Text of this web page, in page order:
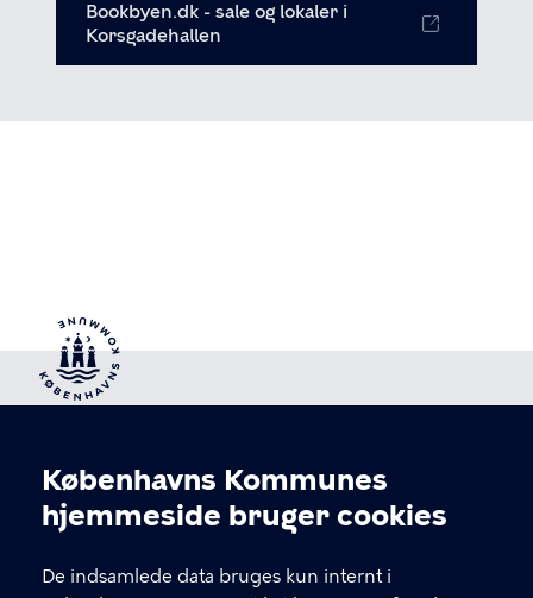
Cookieindstillinger
Københavns Kommunes
hjemmeside bruger cookies
De indsamlede data bruges kun internt i
Bookbyen.dk - sale og lokaler i
Korsgadehallen